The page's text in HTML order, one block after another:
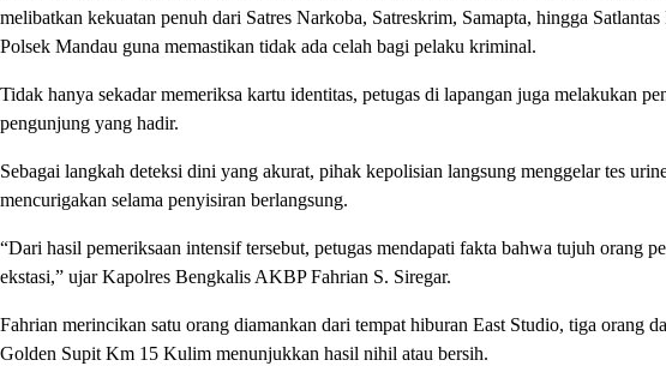
melibatkan kekuatan penuh dari Satres Narkoba, Satreskrim, Samapta, hingga
Polsek Mandau guna memastikan tidak ada celah bagi pelaku kriminal.
Tidak hanya sekadar memeriksa kartu identitas, petugas di lapangan juga melakukan
pengunjung yang hadir.
Sebagai langkah deteksi dini yang akurat, pihak kepolisian langsung menggelar tes
mencurigakan selama penyisiran berlangsung.
“Dari hasil pemeriksaan intensif tersebut, petugas mendapati fakta bahwa tujuh orang
ekstasi,” ujar Kapolres Bengkalis AKBP Fahrian S. Siregar.
Fahrian merincikan satu orang diamankan dari tempat hiburan East Studio, tiga orang
Golden Supit Km 15 Kulim menunjukkan hasil nihil atau bersih.